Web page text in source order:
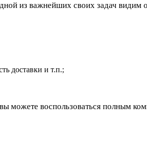
из важнейших своих задач видим
доставки и т.п.;
можете воспользоваться полным